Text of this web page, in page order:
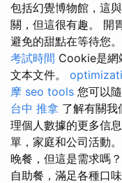
包括幻覺博物館，這
關，但這很有趣。 開
避免的甜點在等待您。
考試時間 Cookie是網
文本文件。
摩 seo tools 您可以
台中 推拿 了解有關我
理個人數據的更多信
單，家庭和公司活動
晚餐，但這是需求嗎
自助餐，滿足各種口